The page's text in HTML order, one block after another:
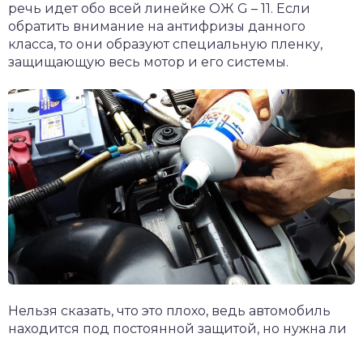
речь идет обо всей линейке ОЖ G – 11. Если
обратить внимание на антифризы данного
класса, то они образуют специальную пленку,
защищающую весь мотор и его системы.
Нельзя сказать, что это плохо, ведь автомобиль
находится под постоянной защитой, но нужна ли